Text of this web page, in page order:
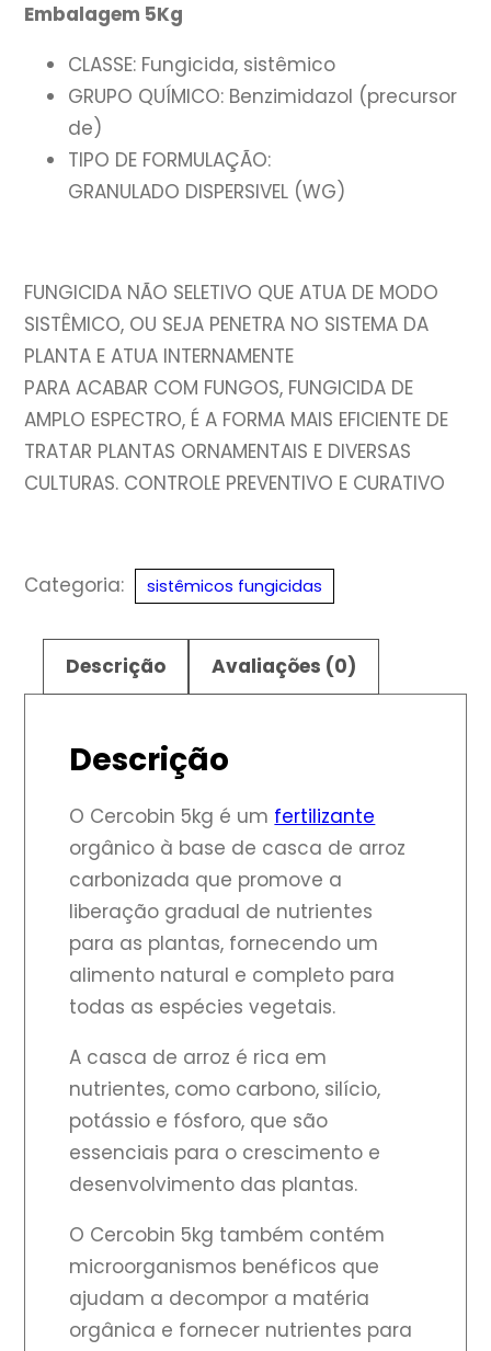
Embalagem 5Kg
CLASSE: Fungicida, sistêmico
GRUPO QUÍMICO: Benzimidazol (precursor
de)
TIPO DE FORMULAÇÃO:
GRANULADO DISPERSIVEL (WG)
FUNGICIDA NÃO SELETIVO QUE ATUA DE MODO
SISTÊMICO, OU SEJA PENETRA NO SISTEMA DA
PLANTA E ATUA INTERNAMENTE
PARA ACABAR COM FUNGOS, FUNGICIDA DE
AMPLO ESPECTRO, É A FORMA MAIS EFICIENTE DE
TRATAR PLANTAS ORNAMENTAIS E DIVERSAS
CULTURAS. CONTROLE PREVENTIVO E CURATIVO
Categoria: sistêmicos fungicidas
Descrição Avaliações (0)
Descrição
O Cercobin 5kg é um fertilizante
orgânico à base de casca de arroz
carbonizada que promove a
liberação gradual de nutrientes
para as plantas, fornecendo um
alimento natural e completo para
todas as espécies vegetais.
A casca de arroz é rica em
nutrientes, como carbono, silício,
potássio e fósforo, que são
essenciais para o crescimento e
desenvolvimento das plantas.
O Cercobin 5kg também contém
microorganismos benéficos que
ajudam a decompor a matéria
orgânica e fornecer nutrientes para